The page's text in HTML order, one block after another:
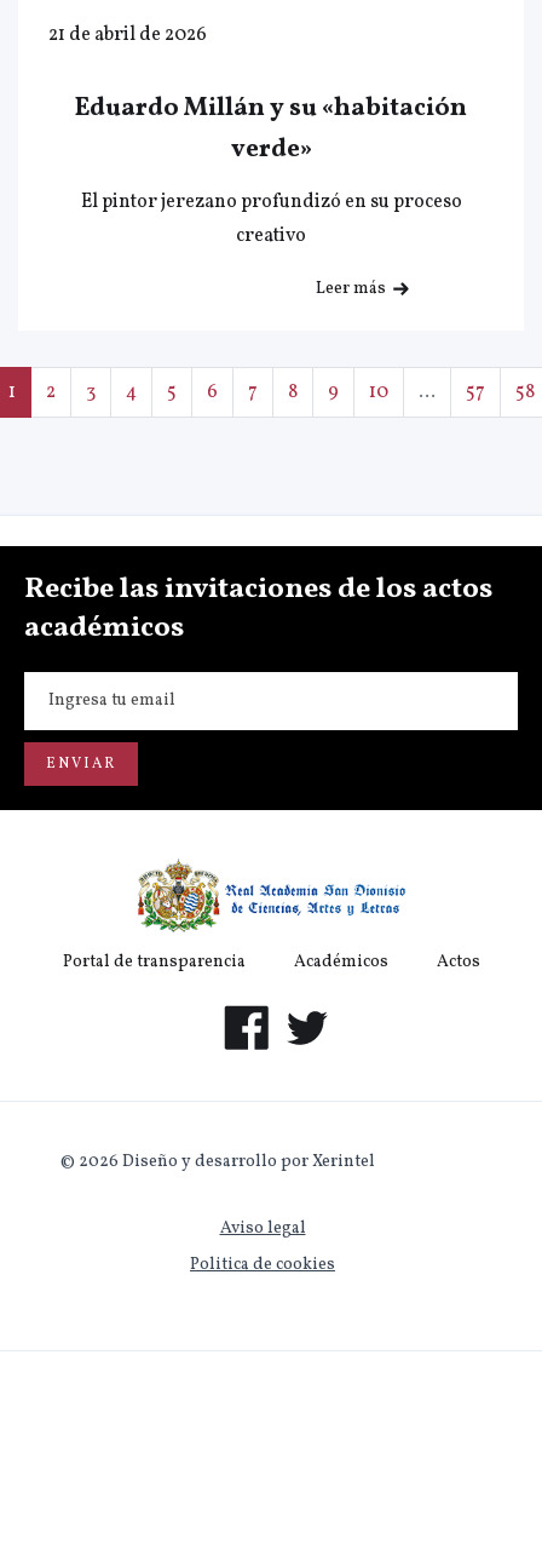
21 de abril de 2026
Eduardo Millán y su «habitación
verde»
El pintor jerezano profundizó en su proceso
creativo
Leer más
1 2 3 4 5 6 7 8 9 10 ... 57 58
Recibe las invitaciones de los actos
académicos
Portal de transparencia Académicos Actos
© 2026 Diseño y desarrollo por Xerintel
Aviso legal
Politica de cookies